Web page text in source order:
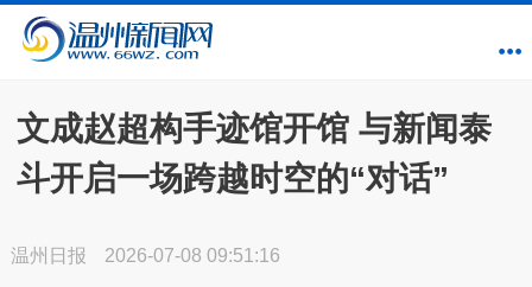
文成赵超构手迹馆开馆 与新闻泰
斗开启一场跨越时空的“对话”
温州日报 2026-07-08 09:51:16